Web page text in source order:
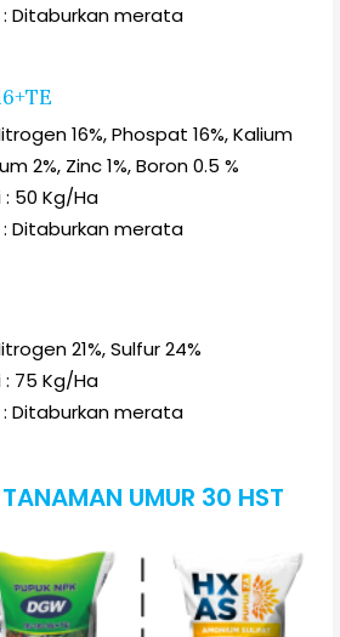
: Ditaburkan merata
16%, Phospat 16%, Kalium
2%, Zinc 1%, Boron 0.5 %
: 50 Kg/Ha
: Ditaburkan merata
21%, Sulfur 24%
: 75 Kg/Ha
: Ditaburkan merata
UMUR 30 HST